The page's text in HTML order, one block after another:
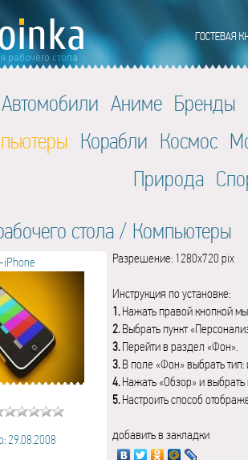
Автомобили Аниме Бренды
Корабли Космос
Природа
стола / Компьютеры
29.08.2008
Разрешение: 1280x720 pix
Инструкция по установке:
1.Нажать правой кнопкой
2.Выбрать пункт
3.Перейти в раздел «Фон».
3.В поле «Фон» выбрать
4.Нажать «Обзор» и выбрать
5.Настроить способ
добавить в закладки